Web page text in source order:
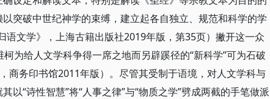
突破中世纪神学的束缚，建立起各自独立、规范和科学的学
语文学》，上海古籍出版社2019年版，第35页）撇开这一众
为给人文学科争得一席之地而另辟蹊径的“新科学”可为石破
商务印书馆2011年版）。尽管其受制于语境，对人文学科与
以“诗性智慧”将“人事之律”与“物质之学”劈成两截的手笔做派